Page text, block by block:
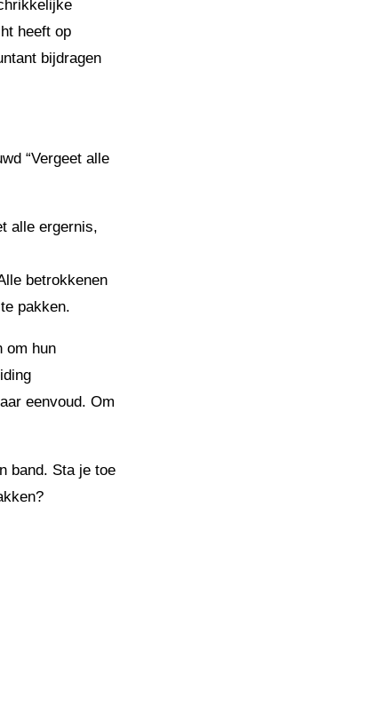
heeft op
bijdragen
“Vergeet alle
alle ergernis,
betrokkenen
pakken.
om hun
eenvoud. Om
band. Sta je toe